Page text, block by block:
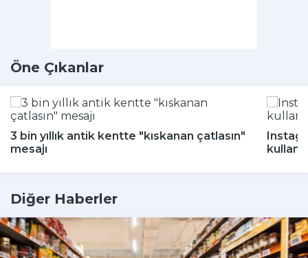
Öne Çıkanlar
3 bin yıllık antik kentte "kıskanan çatlasın"
mesajı
Diğer Haberler